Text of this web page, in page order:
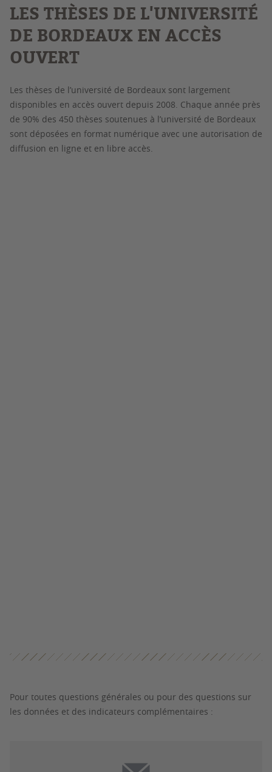
LES THÈSES DE L'UNIVERSITÉ
DE BORDEAUX EN ACCÈS
OUVERT
Les thèses de l’université de Bordeaux sont largement
disponibles en accès ouvert depuis 2008. Chaque année près
de 90% des 450 thèses soutenues à l’université de Bordeaux
sont déposées en format numérique avec une autorisation de
diffusion en ligne et en libre accès.
Pour toutes questions générales ou pour des questions sur
les données et des indicateurs complémentaires :